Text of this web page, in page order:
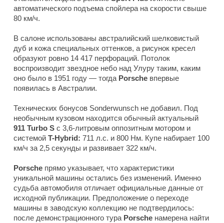
автоматического подъема спойлера на скорости свыше
80 км/ч.
В салоне использованы австралийский шелковистый
дуб и кожа специальных оттенков, а рисунок кресел
образуют ровно 14 417 перфораций. Потолок
воспроизводит звездное небо над Улуру таким, каким
оно было в 1951 году — тогда Porsche впервые
появилась в Австралии.
Технических бонусов Sonderwunsch не добавил. Под
необычным кузовом находится обычный актуальный
911 Turbo S с 3,6-литровым оппозитным мотором и
системой T-Hybrid: 711 л.с. и 800 Нм. Купе набирает 100
км/ч за 2,5 секунды и развивает 322 км/ч.
Porsche прямо указывает, что характеристики
уникальной машины остались без изменений. Именно
судьба автомобиля отличает официальные данные от
исходной публикации. Предположение о переходе
машины в заводскую коллекцию не подтвердилось:
после демонстрационного тура Porsche намерена найти